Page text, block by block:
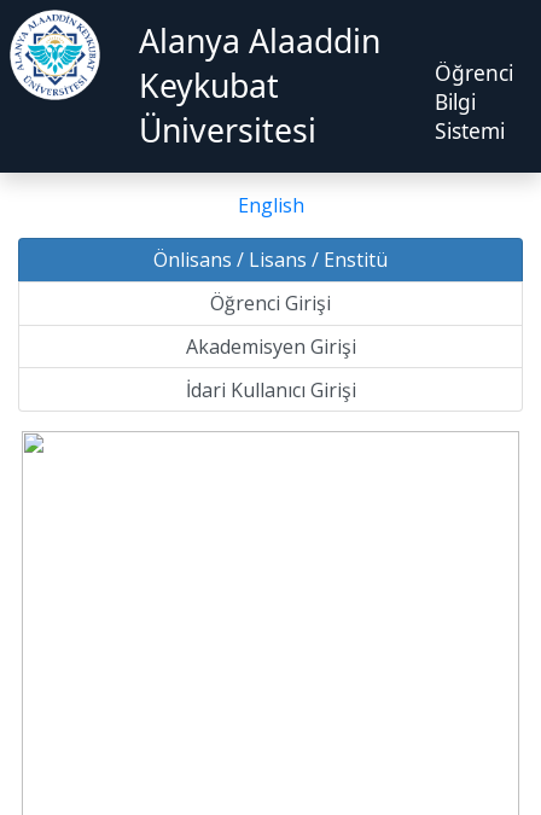
Alanya Alaaddin
Keykubat
Üniversitesi
Öğrenci
Bilgi
Sistemi
English
Önlisans / Lisans / Enstitü
Öğrenci Girişi
Akademisyen Girişi
İdari Kullanıcı Girişi